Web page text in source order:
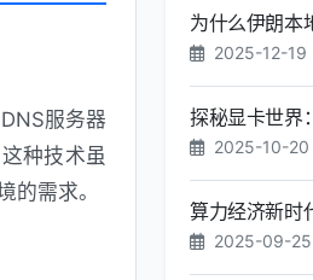
服务器
种技术虽
的需求。
为什么伊朗本
2025-12-19
探秘显卡世界
2025-10-20
算力经济新时
2025-09-25